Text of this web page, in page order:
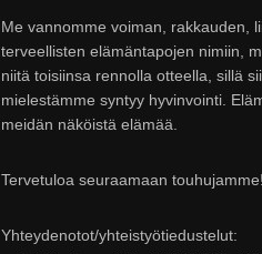
Me vannomme voiman, rakkauden,
terveellisten elämäntapojen nimiin,
niitä toisiinsa rennolla otteella, sillä
mielestämme syntyy hyvinvointi.
meidän näköistä elämää.
Tervetuloa seuraamaan
Yhteydenotot/yhteistyötiedustelut: